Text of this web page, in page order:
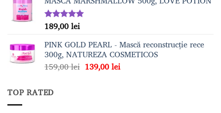
Evaluat la
5.00din 5
189,00lei
PINK GOLD PEARL - Mască reconstrucție rece
300g, NATUREZA COSMETICOS
159,00lei Prețul
139,00leiPrețul
TOP RATED